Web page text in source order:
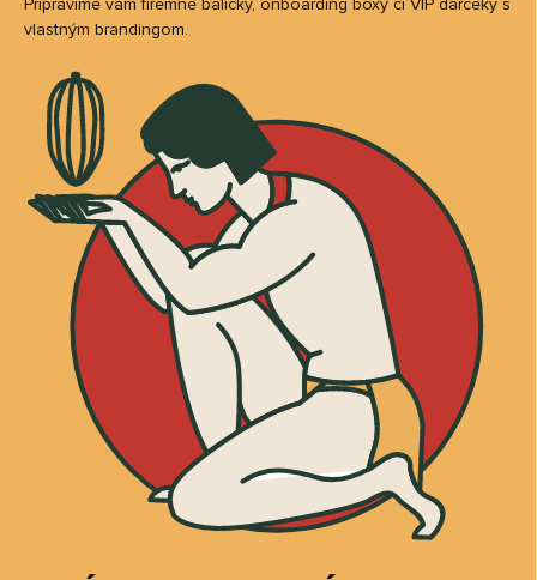
Pripravíme vám firemné balíčky, onboarding boxy či VIP darčeky s
vlastným brandingom.